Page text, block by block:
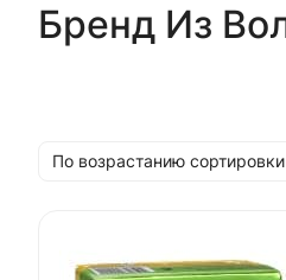
Бренд Из
По возрастанию сортировки